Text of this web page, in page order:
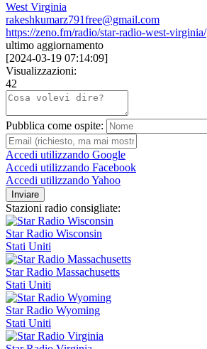
West Virginia
rakeshkumarz791free@gmail.com
https://zeno.fm/radio/star-radio-west-virginia/
ultimo aggiornamento
[2024-03-19 07:14:09]
Visualizzazioni:
42
Pubblica come ospite:
Accedi utilizzando Google
Accedi utilizzando Facebook
Accedi utilizzando Yahoo
Inviare
Stazioni radio consigliate:
Star Radio Wisconsin
Stati Uniti
Star Radio Massachusetts
Stati Uniti
Star Radio Wyoming
Stati Uniti